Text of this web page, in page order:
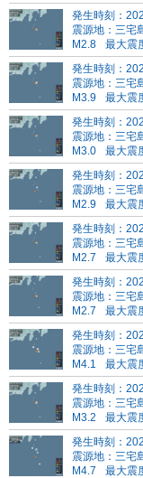
発生時刻：
震源地：三宅
M2.8
最大震
発生時刻：
震源地：三宅
M3.9
最大震
発生時刻：
震源地：三宅
M3.0
最大震
発生時刻：
震源地：三宅
M2.9
最大震
発生時刻：
震源地：三宅
M2.7
最大震
発生時刻：
震源地：三宅
M2.7
最大震
発生時刻：
震源地：三宅
M4.1
最大震
発生時刻：
震源地：三宅
M3.2
最大震
発生時刻：
震源地：三宅
M4.7
最大震